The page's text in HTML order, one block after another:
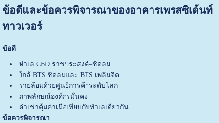
ข้อดีและข้อควรพิจารณาของอาคารเพรสซิเด้นท์
ทาวเวอร์
ข้อดี
ทำเล CBD ราชประสงค์–ชิดลม
ใกล้ BTS ชิดลมและ BTS เพลินจิต
รายล้อมด้วยศูนย์การค้าระดับโลก
ภาพลักษณ์องค์กรมั่นคง
ค่าเช่าคุ้มค่าเมื่อเทียบกับทำเลเดียวกัน
ข้อควรพิจารณา